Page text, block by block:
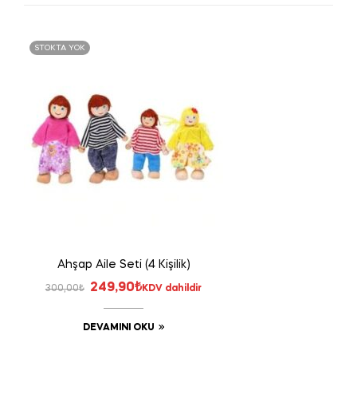
STOKTA YOK
Ahşap Aile Seti (4 Kişilik)
300,00₺
Orijinal
fiyat:
300,00₺.
249,90₺
Şu
andaki
fiyat:
KDV dahildir
DEVAMINI OKU